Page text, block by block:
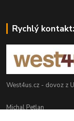
Rychlý kontakt:
West4us.cz - dovoz z
Michal Petlan